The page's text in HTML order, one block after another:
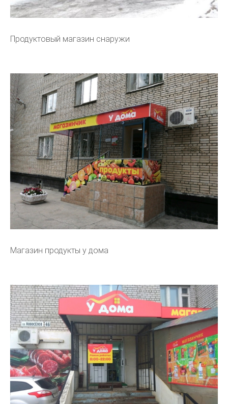
Продуктовый магазин снаружи
Магазин продукты у дома